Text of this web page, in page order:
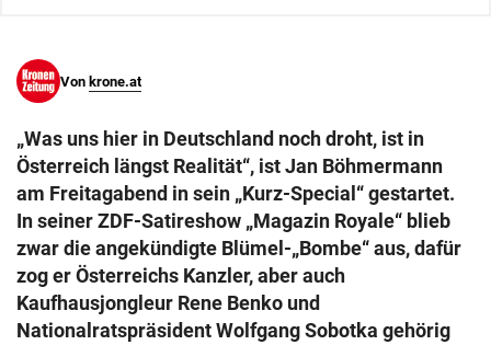
Von krone.at
„Was uns hier in Deutschland noch droht, ist in
Österreich längst Realität“, ist Jan Böhmermann
am Freitagabend in sein „Kurz-Special“ gestartet.
In seiner ZDF-Satireshow „Magazin Royale“ blieb
zwar die angekündigte Blümel-„Bombe“ aus, dafür
zog er Österreichs Kanzler, aber auch
Kaufhausjongleur Rene Benko und
Nationalratspräsident Wolfgang Sobotka gehörig